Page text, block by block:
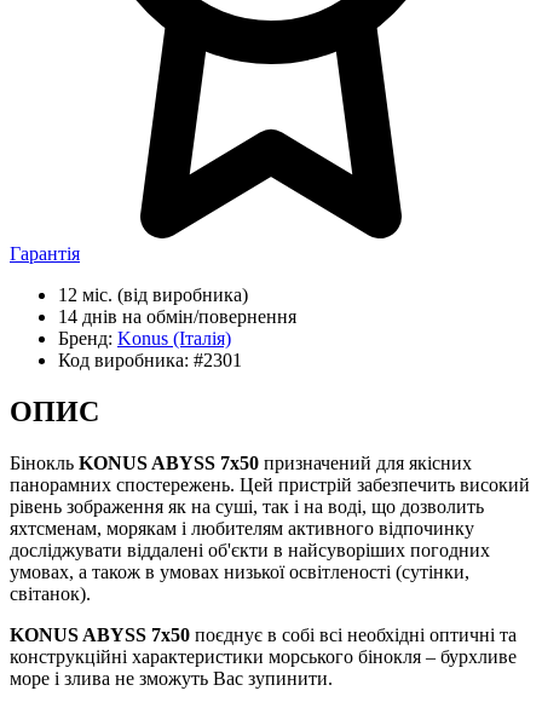
Гарантія
12 міс. (від виробника)
14 днів на обмін/повернення
Бренд: Konus (Італія)
Код виробника: #2301
ОПИС
Бінокль KONUS ABYSS 7x50 призначений для якісних
панорамних спостережень. Цей пристрій забезпечить високий
рівень зображення як на суші, так і на воді, що дозволить
яхтсменам, морякам і любителям активного відпочинку
досліджувати віддалені об'єкти в найсуворіших погодних
умовах, а також в умовах низької освітленості (сутінки,
світанок).
KONUS ABYSS 7x50 поєднує в собі всі необхідні оптичні та
конструкційні характеристики морського бінокля – бурхливе
море і злива не зможуть Вас зупинити.